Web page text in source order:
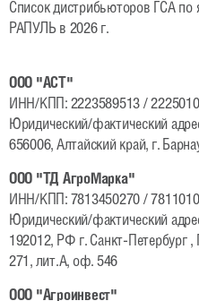
Список дистрибьюторов ГСА по
РАПУЛЬ в 2026 г.
ООО "АСТ"
ИНН/КПП: 2223589513 /
Юридический/фактический
656006, Алтайский край, г.
ООО "ТД АгроМарка"
ИНН/КПП: 7813450270 /
Юридический/фактический
192012, РФ г. Санкт-Петербург
271, лит.А, оф. 546
ООО "Агроинвест"
Пшеница
Горох